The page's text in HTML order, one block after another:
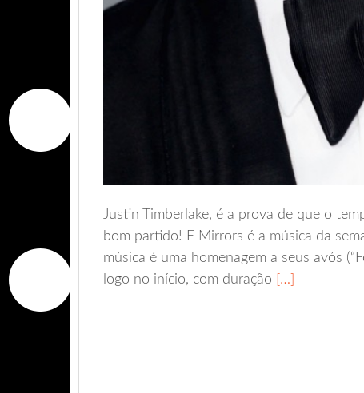
Justin Timberlake, é a prova de que o
bom partido! E Mirrors é a música da
música é uma homenagem a seus avós
logo no início, com duração […]